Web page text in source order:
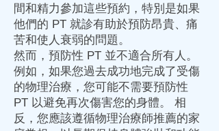
間和精力參加這些預約，特別是如果
他們的 PT 就診有助於預防昂貴、痛
苦和使人衰弱的問題。
然而，預防性 PT 並不適合所有人。
例如，如果您過去成功地完成了受傷
的物理治療，您可能不需要預防性
PT 以避免再次傷害您的身體。 相
反，您應該遵循物理治療師推薦的家